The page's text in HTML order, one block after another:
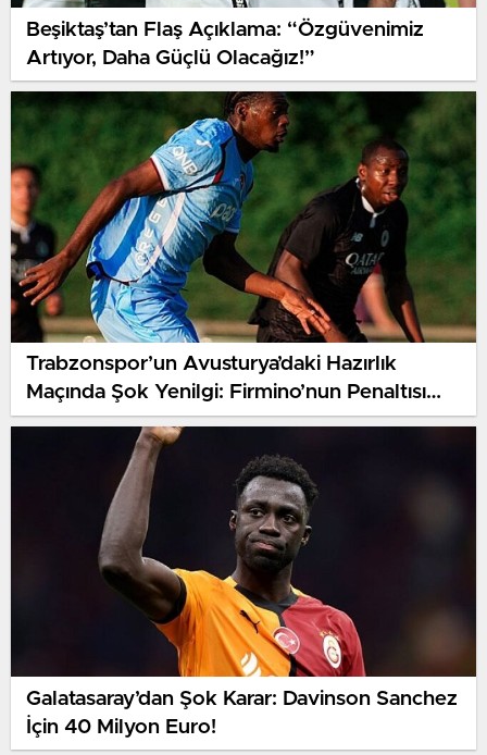
Beşiktaş’tan Flaş Açıklama: “Özgüvenimiz
Artıyor, Daha Güçlü Olacağız!”
Trabzonspor’un Avusturya’daki Hazırlık
Maçında Şok Yenilgi: Firmino’nun Penaltısı
Mağlup Etti
Galatasaray’dan Şok Karar: Davinson Sanchez
İçin 40 Milyon Euro!